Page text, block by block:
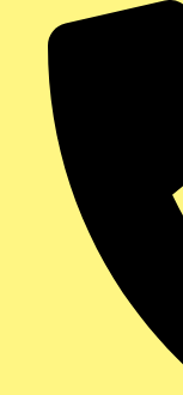
contenu